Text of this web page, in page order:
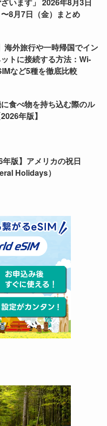
います」 2026年8月3日
〜8月7日（金）まとめ
海外旅行や一時帰国でイン
トに接続する方法：Wi-
など5種を徹底比較
食べ物を持ち込む際のル
年版】
年版】アメリカの祝日
Holidays）